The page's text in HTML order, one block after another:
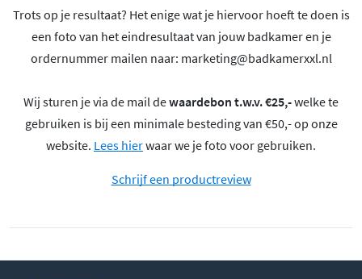
Trots op je resultaat? Het enige wat je hiervoor hoeft te doen is
een foto van het eindresultaat van jouw badkamer en je
ordernummer mailen naar: marketing@badkamerxxl.nl
Wij sturen je via de mail dewaardebon t.w.v. €25,-welke te
gebruiken is bij een minimale besteding van €50,- op onze
website. Lees hierwaar we je foto voor gebruiken.
Schrijf een productreview